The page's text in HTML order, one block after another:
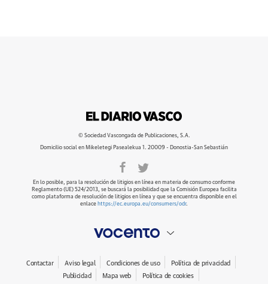
© Sociedad Vascongada de Publicaciones, S.A.
Domicilio social en Mikeletegi Pasealekua 1. 20009 - Donostia-San Sebastián
En lo posible, para la resolución de litigios en línea en materia de consumo conforme
Reglamento (UE) 524/2013, se buscará la posibilidad que la Comisión Europea facilita
como plataforma de resolución de litigios en línea y que se encuentra disponible en el
enlace https://ec.europa.eu/consumers/odr.
Contactar Aviso legal Condiciones de uso
Política de privacidad
Publicidad
Mapa web Política de cookies